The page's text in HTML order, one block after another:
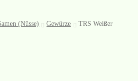
(Nüsse) Gewürze
TRS Weißer